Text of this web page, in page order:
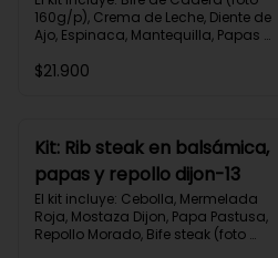
160g/p), Crema de Leche, Diente de
Ajo, Espinaca, Mantequilla, Papas
Fresco, Zanahoria, Receta Impresa.
$21.900
Kit: Rib steak en balsámica,
papas y repollo dijon-13
El kit incluye: Cebolla, Mermelada
Roja, Mostaza Dijon, Papa Pastusa,
Repollo Morado, Bife steak (foto